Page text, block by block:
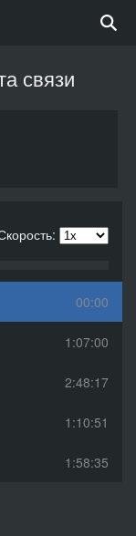
связи
00:00
1:07:00
2:48:17
1:10:51
1:58:35